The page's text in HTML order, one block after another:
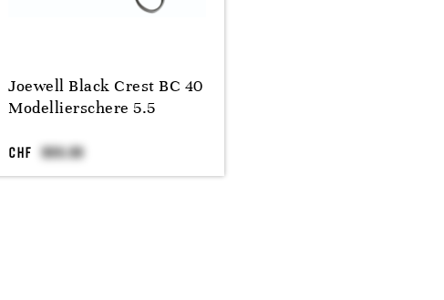
Joewell Black Crest BC 40
Modellierschere 5.5
CHF